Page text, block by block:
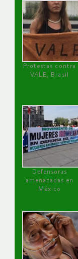
Protestas contra
VALE, Brasil
Defensoras
amenazadas en
México